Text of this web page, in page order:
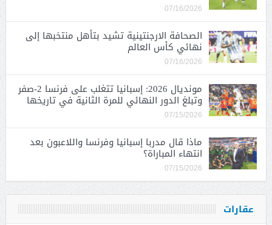
07/16/2026
الصحافة الارجنتينية تشيد بتأهل منتخبها إلى
نهائي كأس العالم
07/16/2026
مونديال 2026: إسبانيا تتغلب على فرنسا 2-صفر
وتبلغ الدور النهائي للمرة الثانية في تاريخها
07/15/2026
ماذا قال مدربا إسبانيا وفرنسا واللاعبون بعد
انتهاء المباراة؟
07/15/2026
عقارات